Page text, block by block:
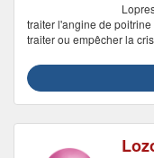
traiter l'angine de
traiter ou empêcher la